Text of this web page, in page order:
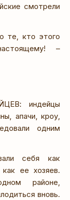
смотрели
те, кто этого
–
индейцы
апачи, кроу,
одним
себя как
ее хозяев.
районе,
вновь.